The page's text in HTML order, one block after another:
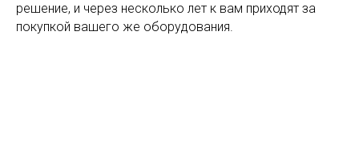
решение, и через несколько лет к вам приходят за
покупкой вашего же оборудования.